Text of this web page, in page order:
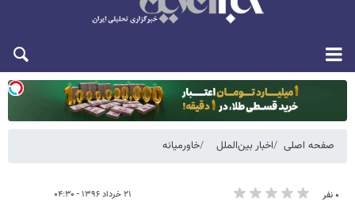
صفحه اصلی اخبار بین‌الملل خاورمیانه
۰ نفر ۲۱ خرداد ۱۳۹۶ - ۰۴:۳۰